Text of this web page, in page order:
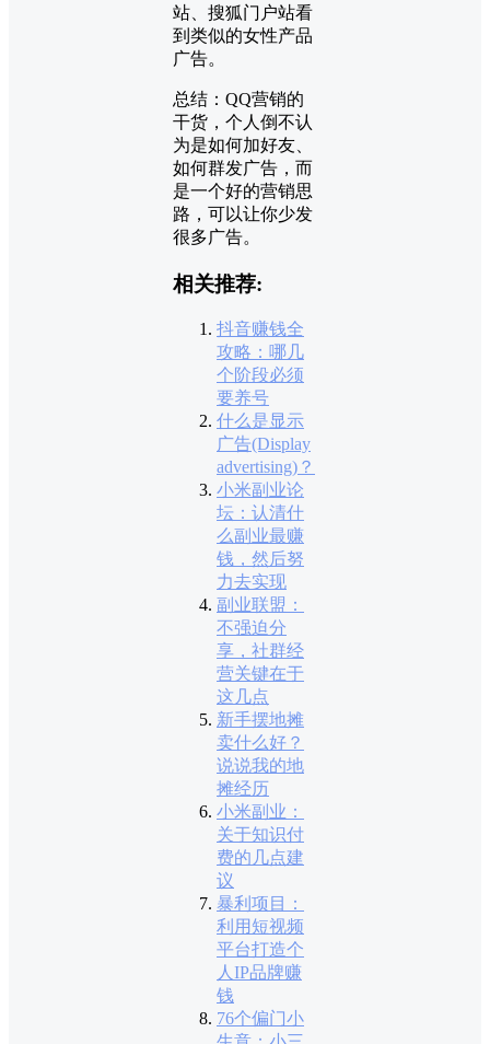
站、搜狐门户站看
到类似的女性产品
广告。
总结：QQ营销的
干货，个人倒不认
为是如何加好友、
如何群发广告 ，而
是一个好的营销思
路，可以让你少发
很多广告。
相关推荐:
抖音赚钱全
攻略：哪几
个阶段必须
要养号
什么是显示
广告(Display
advertising)？
小米副业论
坛：认清什
么副业最赚
钱，然后努
力去实现
副业联盟：
不强迫分
享，社群经
营关键在于
这几点
新手摆地摊
卖什么好？
说说我的地
摊经历
小米副业：
关于知识付
费的几点建
议
暴利项目：
利用短视频
平台打造个
人IP品牌赚
钱
76个偏门小